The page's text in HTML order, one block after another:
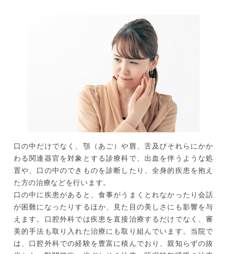
口の中だけでなく、顎（あご）や唇、舌及びそれらにかか
わる関連器官を対象とする診療科で、出血を伴うような処
置や、口の中のできものを診断したり、全身的疾患を抱え
た方の治療などを行います。
口の中に疾患があると、食事がうまくとれなかったり会話
が困難になったりするほか、見た目の美しさにも影響を与
えます。口腔外科では疾患を直接治療するだけでなく、審
美的手法も取り入れた治療にも取り組んでいます。当院で
は、口腔外科での経験を豊富に積んでおり、親知らずの抜